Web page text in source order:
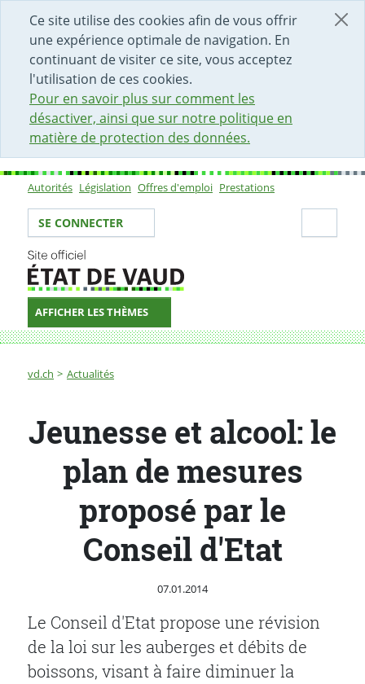
Ce site utilise des cookies afin de vous offrir
une expérience optimale de navigation. En
continuant de visiter ce site, vous acceptez
l'utilisation de ces cookies.
Pour en savoir plus sur comment les
désactiver, ainsi que sur notre politique en
matière de protection des données.
DÉBUT DU CONTENU DE LA PAGE
ACCÈS AU CHAMP DE RECHERCHE
PAGE D'ACCUEIL
FORMULAIRE DE CONTACT
Sous-navigation
Autorités Législation Offres d'emploi Prestations
Votre identité
SE CONNECTER
AFFICHER LES THÈMES
Fil d'Ariane
vd.ch Actualités
Jeunesse et alcool: le plan de mesures proposé par le
Jeunesse et alcool: le
plan de mesures
proposé par le
Conseil d'Etat
Publié le
07.01.2014
Le Conseil d'Etat propose une révision
de la loi sur les auberges et débits de
boissons, visant à faire diminuer la